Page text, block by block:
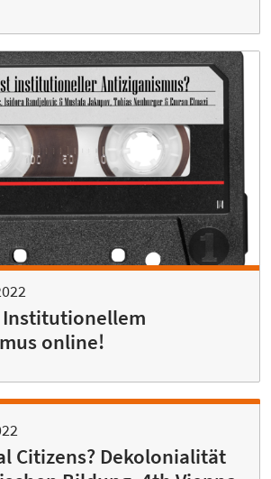
Institutionellem
online!
Citizens? Dekolonialität